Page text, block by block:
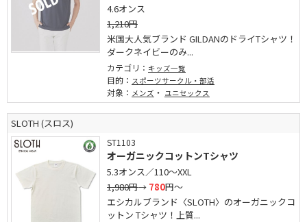
4.6オンス
1,210円
米国大人気ブランド GILDANのドライTシャツ！
ダークネイビーのみ...
カテゴリ： キッズ一覧
目的： スポーツサークル・部活
対象： メンズ ・ ユニセックス
SLOTH (スロス)
ST1103
オーガニックコットンTシャツ
5.3オンス／110～XXL
1,980円→ 780円～
エシカルブランド〈SLOTH〉のオーガニックコ
ットン Tシャツ！上質...